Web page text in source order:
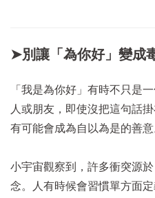
➤別讓「為你好」變成
「我是為你好」有時不只是
人或朋友，即使沒把這句話
有可能會成為自以為是的善意
小宇宙觀察到，許多衝突源
念。人有時候會習慣單方面